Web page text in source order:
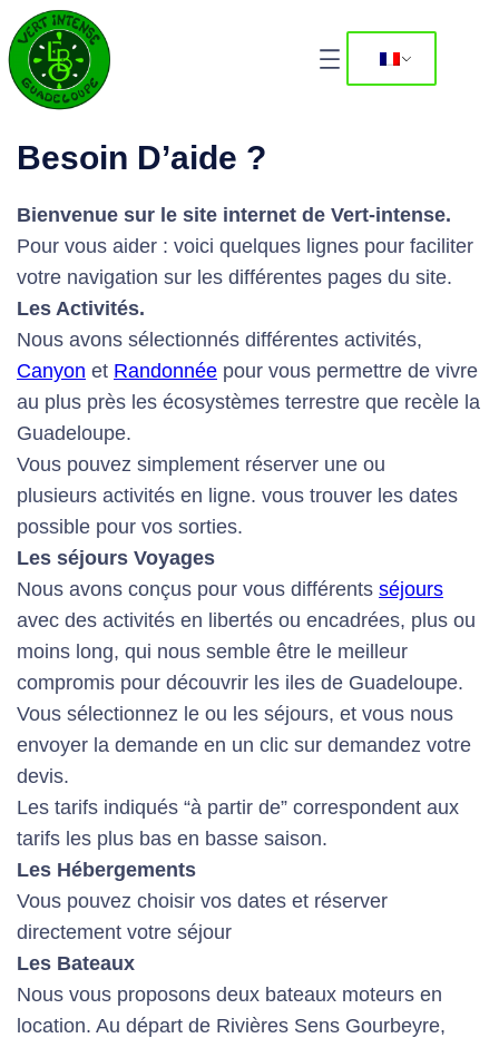
Besoin D’aide ?
Bienvenue sur le site internet de Vert-intense.
Pour vous aider : voici quelques lignes pour faciliter
votre navigation sur les différentes pages du site.
Les Activités.
Nous avons sélectionnés différentes activités,
Canyon et Randonnée pour vous permettre de vivre
au plus près les écosystèmes terrestre que recèle la
Guadeloupe.
Vous pouvez simplement réserver une ou
plusieurs activités en ligne. vous trouver les dates
possible pour vos sorties.
Les séjours Voyages
Nous avons conçus pour vous différents séjours
avec des activités en libertés ou encadrées, plus ou
moins long, qui nous semble être le meilleur
compromis pour découvrir les iles de Guadeloupe.
Vous sélectionnez le ou les séjours, et vous nous
envoyer la demande en un clic sur demandez votre
devis.
Les tarifs indiqués “à partir de” correspondent aux
tarifs les plus bas en basse saison.
Les Hébergements
Vous pouvez choisir vos dates et réserver
directement votre séjour
Les Bateaux
Nous vous proposons deux bateaux moteurs en
location. Au départ de Rivières Sens Gourbeyre,